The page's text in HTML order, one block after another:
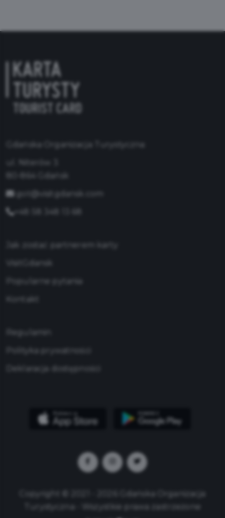
Gdańska Organizacja Turystyczna
80-864 Gdańsk
got@visitgdansk.com
+48 58 348 13 68
Jak zostać partnerem karty
VisitGdansk
Popularne pytania
Regulamin
Polityka prywatności
Deklaracja dostępności
Copyright © 2021 - 2026 Gdańska Organizacja
Turystyczna - Wszystkie prawa zastrzeżone